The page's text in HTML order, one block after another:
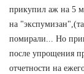
прикупил аж на 5
на
помирали... Но
после упрощения
отчетности на